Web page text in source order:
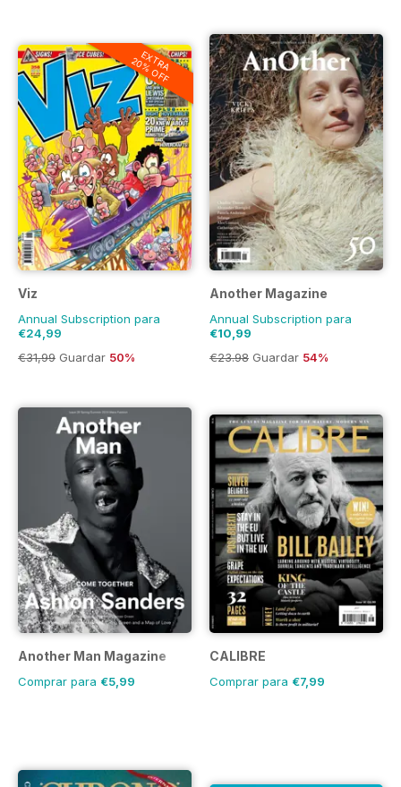
EXTRA
20% OFF
Viz
Annual Subscription para
€24,99
€31,99 Guardar 50%
Another Magazine
Annual Subscription para
€10,99
€23.98 Guardar 54%
Another Man Magazine
Comprar para €5,99
CALIBRE
Comprar para €7,99